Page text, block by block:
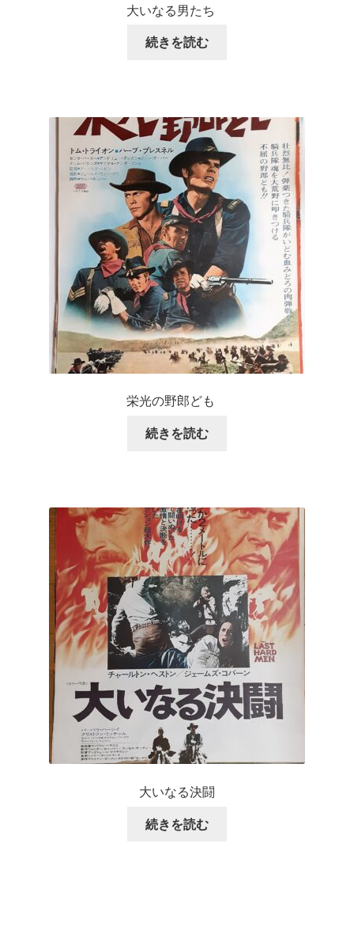
大いなる男たち
続きを読む
栄光の野郎ども
続きを読む
大いなる決闘
続きを読む